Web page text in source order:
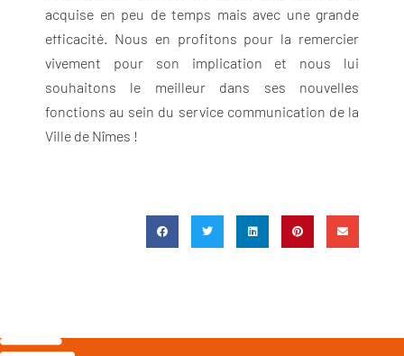
acquise en peu de temps mais avec une grande
efficacité. Nous en profitons pour la remercier
vivement pour son implication et nous lui
souhaitons le meilleur dans ses nouvelles
fonctions au sein du service communication de la
Ville de Nîmes !